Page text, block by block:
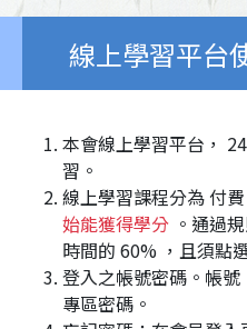
線上學習平台
本會線上學習平台，
習。
線上學習課程分為 付費
始能獲得學分 。通過
時間的 60% ，且須點
登入之帳號密碼。帳
專區密碼。